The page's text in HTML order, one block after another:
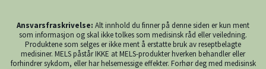
Ansvarsfraskrivelse: Alt innhold du finner på denne siden er kun ment
som informasjon og skal ikke tolkes som medisinsk råd eller veiledning.
Produktene som selges er ikke ment å erstatte bruk av reseptbelagte
medisiner. MELS påstår IKKE at MELS-produkter hverken behandler eller
forhindrer sykdom, eller har helsemessige effekter. Forhør deg med medisinsk